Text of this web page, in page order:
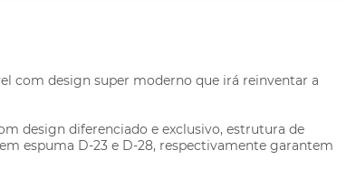
com design super moderno que irá reinventar a
design diferenciado e exclusivo, estrutura de
espuma D-23 e D-28, respectivamente garantem